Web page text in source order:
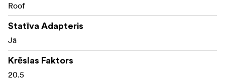
Roof
Statīva Adapteris
Jā
Krēslas Faktors
20.5